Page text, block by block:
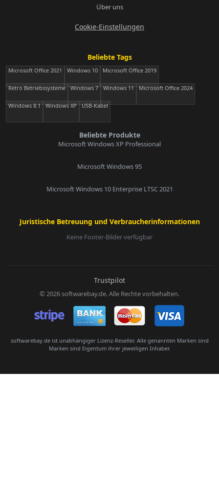
Über uns
Cookie-Einstellungen
Beliebte Tags
Microsoft Office 2021 Windows 10 Microsoft Office 2019
Retro Betriebssysteme Windows 7 Windows 11 Microsoft Office 2024
Windows 8.1 Windows XP USB-Kabel
Beliebte Produkte
Microsoft Windows XP Professional
Microsoft Windows 95
Microsoft Windows 10 Enterprise LTSC 2021
Juristische Betreuung und Verbraucherinformationen
Keine Footer-Bilder verfügbar
Trustpilot
© 2026 softwarebay.de. Alle Rechte vorbehalten.
softwarebay.de ist unabhängiger Lizenz-Reseller. Alle genannten Marken sind
Marken sind Eigentum ihrer jeweiligen Inhaber.